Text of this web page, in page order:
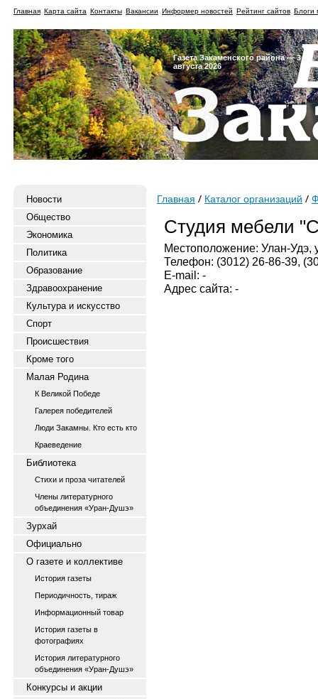
Главная Карта сайта Контакты Вакансии Информер новостей Рейтинг сайтов Блоги
Газета Закаменского района — 3
августа 2026
Новости
Общество
Экономика
Политика
Образование
Здравоохранение
Культура и искусство
Спорт
Происшествия
Кроме того
Малая Родина
К Великой Победе
Галерея победителей
Люди Закамны. Кто есть кто
Краеведение
Библиотека
Стихи и проза читателей
Члены литературного
объединения «Уран-Душэ»
Зурхай
Официально
О газете и коллективе
История газеты
Периодичность, тираж
Информационный товар
История газеты в
фотографиях
История литературного
объединения «Уран-Душэ»
Конкурсы и акции
Главная Каталог организаций
Студия мебели
Местоположение: Улан-Удэ,
Телефон: (3012) 26-86-39,
E-mail: -
Адрес сайта: -